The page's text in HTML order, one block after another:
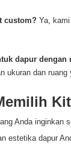
custom?Ya, kami
dapur dengan
ukuran dan ruang
Anda inginkan
estetika dapur